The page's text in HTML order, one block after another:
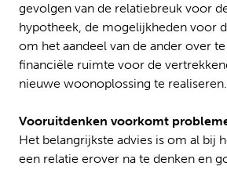
gevolgen van de relatiebreuk voor
hypotheek, de mogelijkheden voor
om het aandeel van de ander over
financiële ruimte voor de
nieuwe woonoplossing te realiseren.
Vooruitdenken voorkomt
Het belangrijkste advies is om al bij
een relatie erover na te denken en